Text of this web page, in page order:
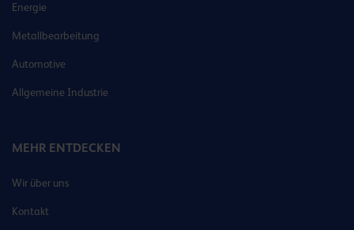
Energie
Metallbearbeitung
Automotive
Allgemeine Industrie
MEHR ENTDECKEN
Wir über uns
Kontakt